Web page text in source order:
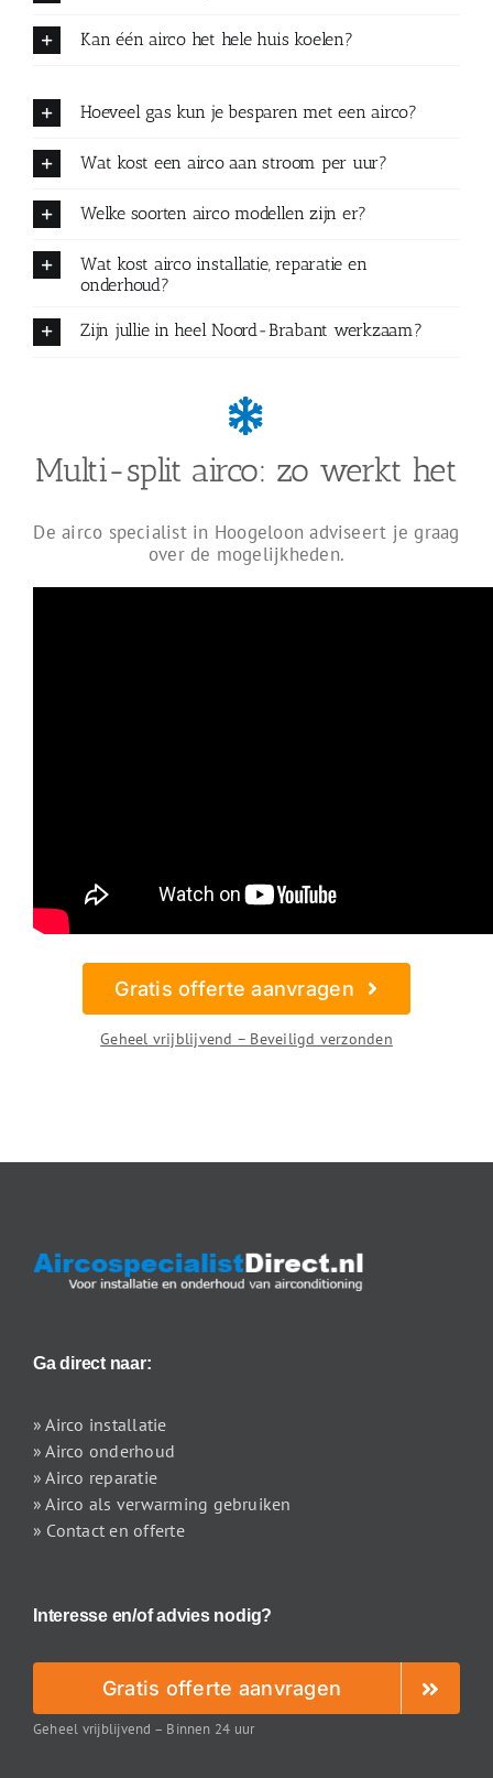
Kan één airco het hele huis koelen?
Hoeveel gas kun je besparen met een airco?
Wat kost een airco aan stroom per uur?
Welke soorten airco modellen zijn er?
Wat kost airco installatie, reparatie en
onderhoud?
Zijn jullie in heel Noord-Brabant werkzaam?
Multi-split airco: zo werkt het
De airco specialist in Hoogeloon adviseert je graag
over de mogelijkheden.
Gratis offerte aanvragen
Geheel vrijblijvend – Beveiligd verzonden
Ga direct naar:
» Airco installatie
» Airco onderhoud
» Airco reparatie
» Airco als verwarming gebruiken
» Contact en offerte
Interesse en/of advies nodig?
Gratis offerte aanvragen
Geheel vrijblijvend – Binnen 24 uur